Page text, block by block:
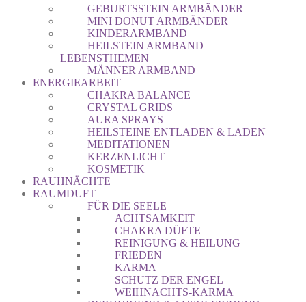
GEBURTSSTEIN ARMBÄNDER
MINI DONUT ARMBÄNDER
KINDERARMBAND
HEILSTEIN ARMBAND –
LEBENSTHEMEN
MÄNNER ARMBAND
ENERGIEARBEIT
CHAKRA BALANCE
CRYSTAL GRIDS
AURA SPRAYS
HEILSTEINE ENTLADEN & LADEN
MEDITATIONEN
KERZENLICHT
KOSMETIK
RAUHNÄCHTE
RAUMDUFT
FÜR DIE SEELE
ACHTSAMKEIT
CHAKRA DÜFTE
REINIGUNG & HEILUNG
FRIEDEN
KARMA
SCHUTZ DER ENGEL
WEIHNACHTS-KARMA